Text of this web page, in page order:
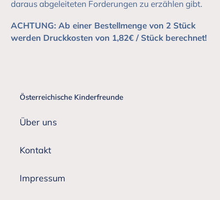
daraus abgeleiteten Forderungen zu erzählen gibt.
ACHTUNG: Ab einer Bestellmenge von 2 Stück
werden Druckkosten von 1,82€ / Stück berechnet!
Österreichische Kinderfreunde
Über uns
Kontakt
Impressum